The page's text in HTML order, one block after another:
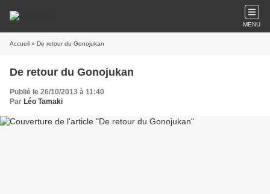
MENU
Accueil » De retour du Gonojukan
De retour du Gonojukan
Publié le 26/10/2013 à 11:40
Par Léo Tamaki